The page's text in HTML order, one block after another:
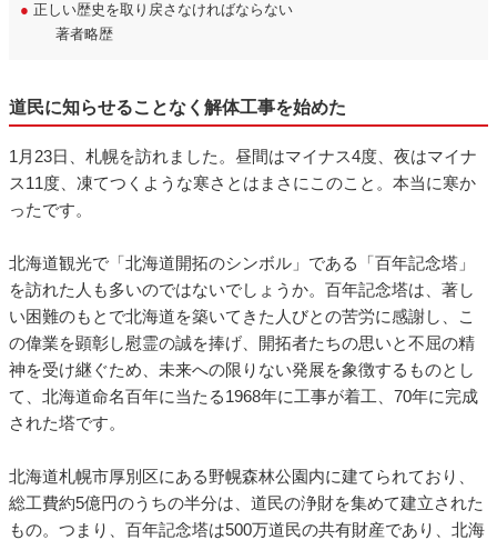
● 正しい歴史を取り戻さなければならない
著者略歴
道民に知らせることなく解体工事を始めた
1月23日、札幌を訪れました。昼間はマイナス4度、夜はマイナ
ス11度、凍てつくような寒さとはまさにこのこと。本当に寒か
ったです。
北海道観光で「北海道開拓のシンボル」である「百年記念塔」
を訪れた人も多いのではないでしょうか。百年記念塔は、著し
い困難のもとで北海道を築いてきた人びとの苦労に感謝し、こ
の偉業を顕彰し慰霊の誠を捧げ、開拓者たちの思いと不屈の精
神を受け継ぐため、未来への限りない発展を象徴するものとし
て、北海道命名百年に当たる1968年に工事が着工、70年に完成
された塔です。
北海道札幌市厚別区にある野幌森林公園内に建てられており、
総工費約5億円のうちの半分は、道民の浄財を集めて建立された
もの。つまり、百年記念塔は500万道民の共有財産であり、北海